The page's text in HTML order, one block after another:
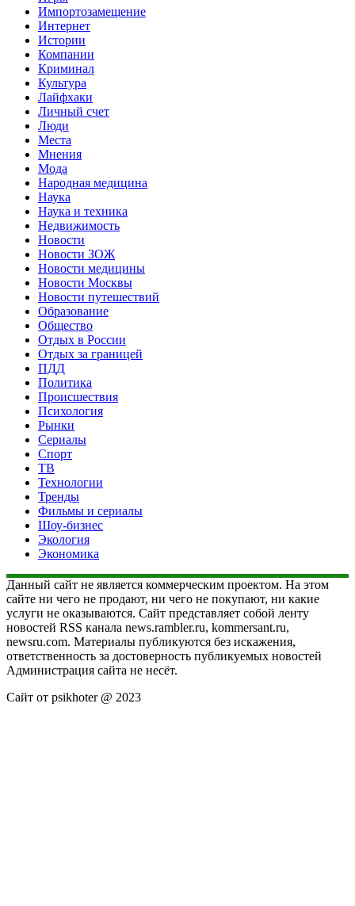
Импортозамещение
Интернет
Истории
Компании
Криминал
Культура
Лайфхаки
Личный счет
Люди
Места
Мнения
Мода
Народная медицина
Наука
Наука и техника
Недвижимость
Новости
Новости ЗОЖ
Новости медицины
Новости Москвы
Новости путешествий
Образование
Общество
Отдых в России
Отдых за границей
ПДД
Политика
Происшествия
Психология
Рынки
Сериалы
Спорт
ТВ
Технологии
Тренды
Фильмы и сериалы
Шоу-бизнес
Экология
Экономика
Данный сайт не является коммерческим проектом. На этом
сайте ни чего не продают, ни чего не покупают, ни какие
услуги не оказываются. Сайт представляет собой ленту
новостей RSS канала news.rambler.ru, kommersant.ru,
newsru.com. Материалы публикуются без искажения,
ответственность за достоверность публикуемых новостей
Администрация сайта не несёт.
Сайт от psikhoter @ 2023